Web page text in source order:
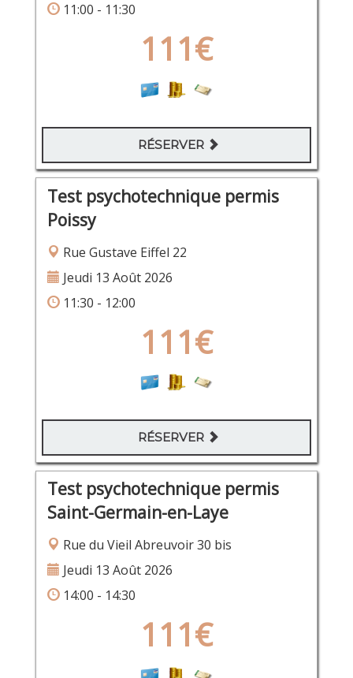
11:00 - 11:30
111€
RÉSERVER
Test psychotechnique permis
Poissy
Rue Gustave Eiffel 22
Jeudi 13 Août 2026
11:30 - 12:00
111€
RÉSERVER
Test psychotechnique permis
Saint-Germain-en-Laye
Rue du Vieil Abreuvoir 30 bis
Jeudi 13 Août 2026
14:00 - 14:30
111€